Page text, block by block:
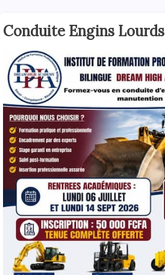
Conduite Engins Lourds